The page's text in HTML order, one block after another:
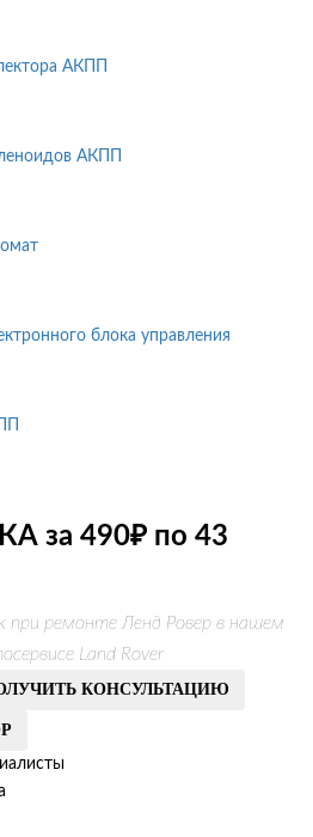
АКПП
АКПП
блока управления
за 490₽ по 43
при ремонте Ленд Ровер в нашем
Land Rover
КОНСУЛЬТАЦИЮ